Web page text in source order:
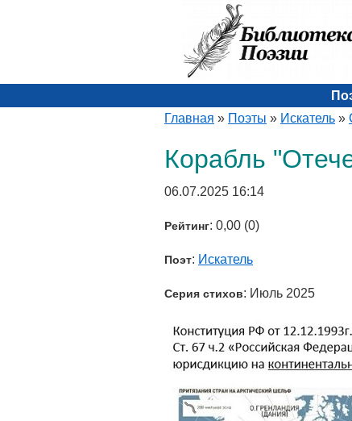
Главная » Поэты » Искатель »
Корабль
06.07.2025 16:14
Рейтинг: 0,00 (0)
Поэт: Искатель
Серия стихов: Июль 2025